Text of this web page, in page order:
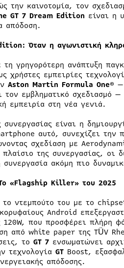
την καινοτομία, τον
GT7 Dream Edition είναι η
απόδοση.
: Όταν η αγωνιστική
γρηγορότερη ανάπτυξη
χρήστες εμπειρίες
Aston Martin Formula One®—
τον εμβληματικό σχεδιασμό —
εμπειρία στη νέα γενιά.
είναι η
αυτό, συνεχίζει την
σχεδίαση με
της συνεργασίας, οι
ακόμη πιο
«Flagship Killer» του 2025
ντεμπούτο του με το
Android
120W, που προσφέρει πλήρη
από white paper της TÜV
το GT 7ενσωματώνει
GTBoost,
απόδοσης.